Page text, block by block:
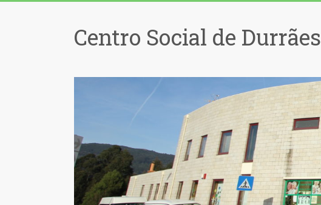
Centro Social de Durrães